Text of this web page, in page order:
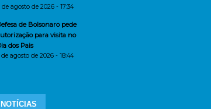
de agosto de 2026 - 17:34
de Bolsonaro pede
para visita no
dos Pais
de agosto de 2026 - 18:44